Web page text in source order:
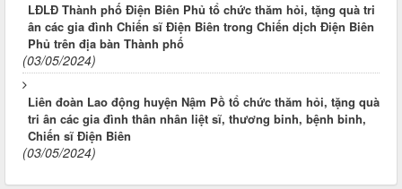
LĐLĐ Thành phố Điện Biên Phủ tổ chức thăm hỏi, tặng quà tri
ân các gia đình Chiến sĩ Điện Biên trong Chiến dịch Điện Biên
Phủ trên địa bàn Thành phố
(03/05/2024)
Liên đoàn Lao động huyện Nậm Pồ tổ chức thăm hỏi, tặng quà
tri ân các gia đình thân nhân liệt sĩ, thương binh, bệnh binh,
Chiến sĩ Điện Biên
(03/05/2024)